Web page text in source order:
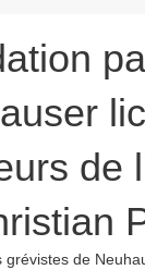
de
grévistes de